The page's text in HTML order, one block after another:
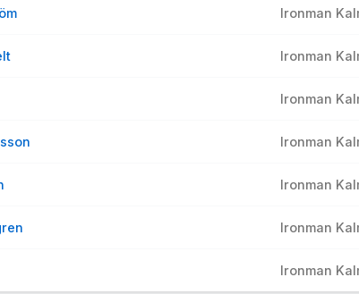
Ironman
Ironman
Ironman
Ironman
Ironman
Ironman
Ironman